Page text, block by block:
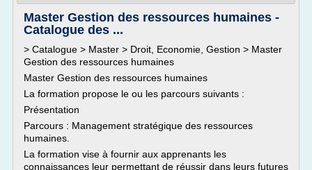
Master Gestion des ressources humaines -
Catalogue des ...
> Catalogue > Master > Droit, Economie, Gestion > Master
Gestion des ressources humaines
Master Gestion des ressources humaines
La formation propose le ou les parcours suivants :
Présentation
Parcours : Management stratégique des ressources
humaines.
La formation vise à fournir aux apprenants les
connaissances leur permettant de réussir dans leurs futures